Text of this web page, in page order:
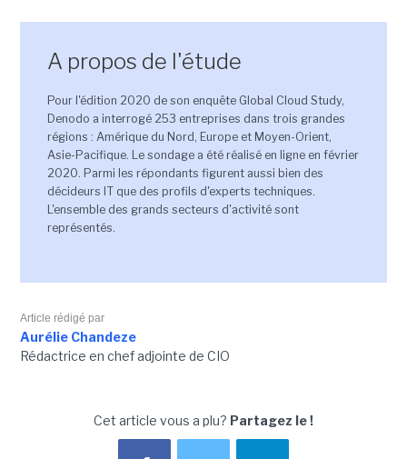
A propos de l'étude
Pour l'édition 2020 de son enquête Global Cloud Study,
Denodo a interrogé 253 entreprises dans trois grandes
régions : Amérique du Nord, Europe et Moyen-Orient,
Asie-Pacifique. Le sondage a été réalisé en ligne en février
2020. Parmi les répondants figurent aussi bien des
décideurs IT que des profils d'experts techniques.
L'ensemble des grands secteurs d'activité sont
représentés.
Article rédigé par
Aurélie Chandeze
Rédactrice en chef adjointe de CIO
Cet article vous a plu? Partagez le !